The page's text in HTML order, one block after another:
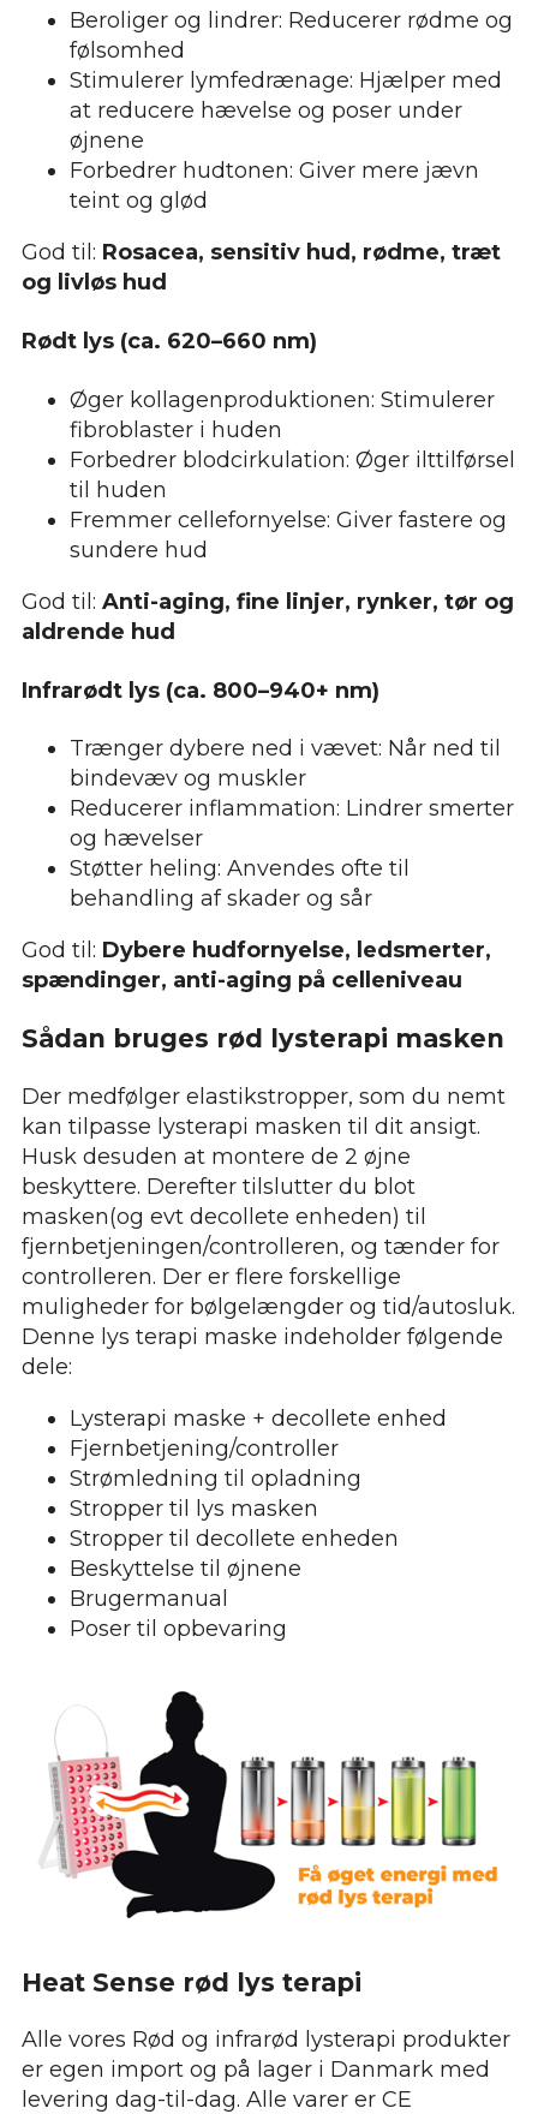
Beroliger og lindrer: Reducerer rødme og
følsomhed
Stimulerer lymfedrænage: Hjælper med
at reducere hævelse og poser under
øjnene
Forbedrer hudtonen: Giver mere jævn
teint og glød
God til: Rosacea, sensitiv hud, rødme, træt
og livløs hud
Rødt lys (ca. 620–660 nm)
Øger kollagenproduktionen: Stimulerer
fibroblaster i huden
Forbedrer blodcirkulation: Øger ilttilførsel
til huden
Fremmer cellefornyelse: Giver fastere og
sundere hud
God til: Anti-aging, fine linjer, rynker, tør og
aldrende hud
Infrarødt lys (ca. 800–940+ nm)
Trænger dybere ned i vævet: Når ned til
bindevæv og muskler
Reducerer inflammation: Lindrer smerter
og hævelser
Støtter heling: Anvendes ofte til
behandling af skader og sår
God til: Dybere hudfornyelse, ledsmerter,
spændinger, anti-aging på celleniveau
Sådan bruges rød lysterapi masken
Der medfølger elastikstropper, som du nemt
kan tilpasse lysterapi masken til dit ansigt.
Husk desuden at montere de 2 øjne
beskyttere. Derefter tilslutter du blot
masken(og evt decollete enheden) til
fjernbetjeningen/controlleren, og tænder for
controlleren. Der er flere forskellige
muligheder for bølgelængder og tid/autosluk.
Denne lys terapi maske indeholder følgende
dele:
Lysterapi maske + decollete enhed
Fjernbetjening/controller
Strømledning til opladning
Stropper til lys masken
Stropper til decollete enheden
Beskyttelse til øjnene
Brugermanual
Poser til opbevaring
Heat Sense rød lys terapi
Alle vores Rød og infrarød lysterapi produkter
er egen import og på lager i Danmark med
levering dag-til-dag. Alle varer er CE